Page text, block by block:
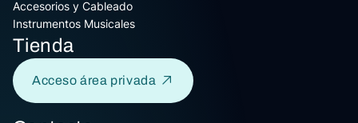
Accesorios y Cableado
Instrumentos Musicales
Tienda
Acceso área privada